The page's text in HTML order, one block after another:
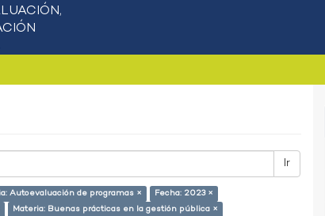
Ir
Autoevaluación de programas ×
Fecha: 2023 ×
Materia: Buenas prácticas en la gestión pública ×